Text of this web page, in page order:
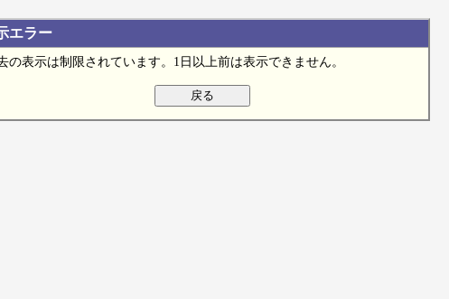
エラー
の表示は制限されています。1日以上前は表示できません。